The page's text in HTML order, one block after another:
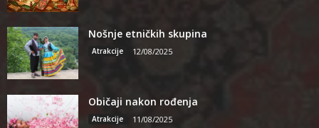
Nošnje etničkih skupina
Atrakcije 12/08/2025
Običaji nakon rođenja
Atrakcije 11/08/2025